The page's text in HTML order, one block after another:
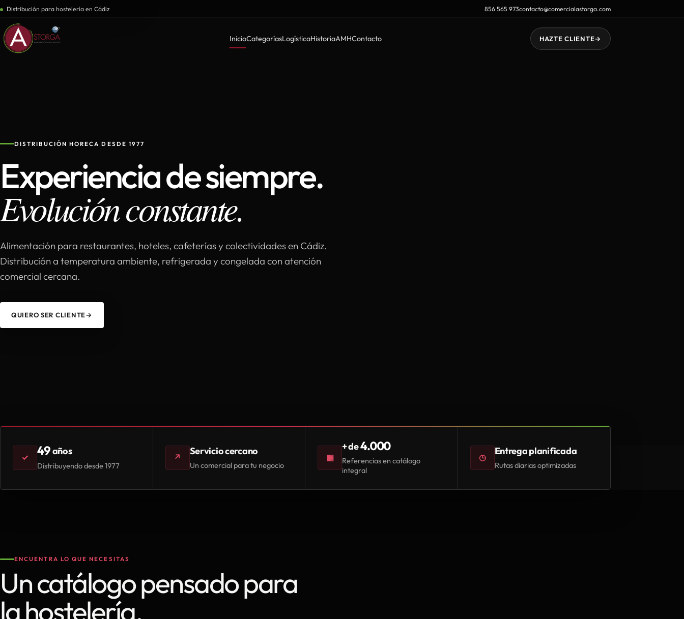
Distribución para hostelería en Cádiz 856 565 973contacto@comercialastorga.com
InicioCategoríasLogísticaHistoriaAMHContacto HAZTE CLIENTE→
DISTRIBUCIÓN HORECA DESDE 1977
Experiencia de siempre.
Evolución constante.
Alimentación para restaurantes, hoteles, cafeterías y colectividades en Cádiz.
Distribución a temperatura ambiente, refrigerada y congelada con atención
comercial cercana.
QUIERO SER CLIENTE→
✓ 49años
Distribuyendo desde 1977
↗
Servicio cercano
Un comercial para tu negocio
▦
+ de4.000
Referencias en catálogo
integral
◷
Entrega planificada
Rutas diarias optimizadas
ENCUENTRA LO QUE NECESITAS
Un catálogo pensado para
la hostelería.